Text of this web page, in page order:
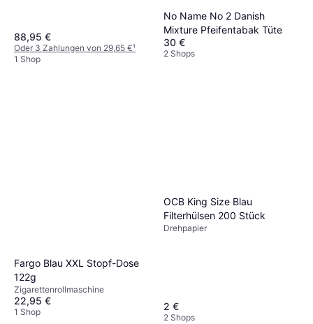
88,95 €
Oder 3 Zahlungen von 29,65 €¹
1 Shop
No Name No 2 Danish
Mixture Pfeifentabak Tüte
30 €
2 Shops
Fargo Blau XXL Stopf-Dose
122g
Zigarettenrollmaschine
22,95 €
1 Shop
OCB King Size Blau
Filterhülsen 200 Stück
Drehpapier
2 €
2 Shops